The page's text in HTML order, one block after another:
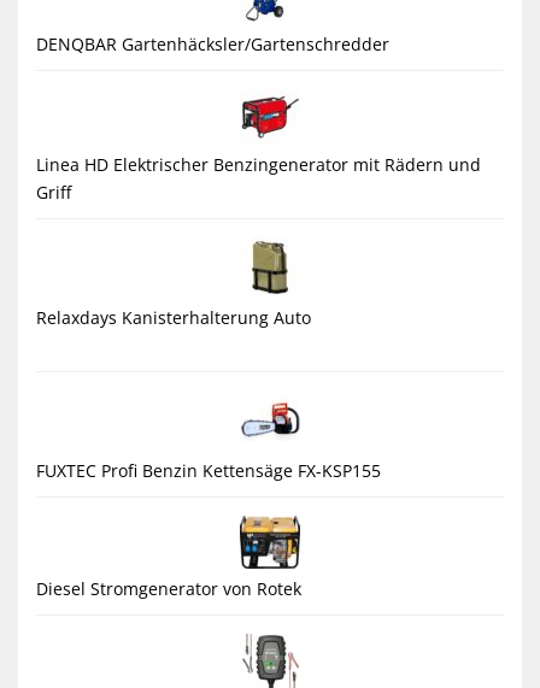
DENQBAR Gartenhäcksler/Gartenschredder
Linea HD Elektrischer Benzingenerator mit Rädern und
Griff
Relaxdays Kanisterhalterung Auto
FUXTEC Profi Benzin Kettensäge FX-KSP155
Diesel Stromgenerator von Rotek